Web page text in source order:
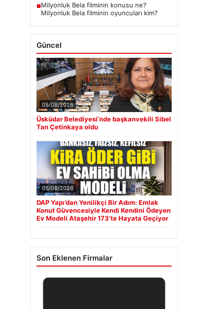
■Milyonluk Bela filminin konusu ne?
Milyonluk Bela filminin oyuncuları kim?
Güncel
05/08/2026
Üsküdar Belediyesi’nde başkanvekili Sibel
Tan Çetinkaya oldu
05/08/2026
DAP Yapı’dan Yenilikçi Bir Adım: Emlak
Konut Güvencesiyle Kendi Kendini Ödeyen
Ev Modeli Ataşehir 173’te Hayata Geçiyor
Son Eklenen Firmalar